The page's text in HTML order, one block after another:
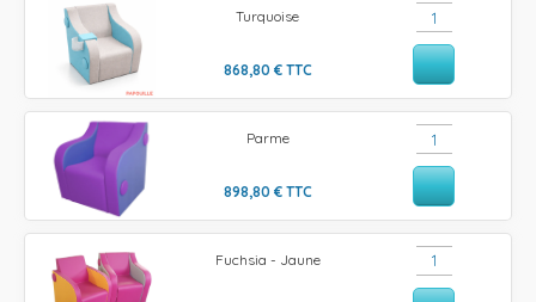
Turquoise
868,80 € TTC
Parme
898,80 € TTC
Fuchsia - Jaune